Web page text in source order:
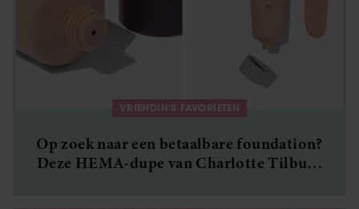
VRIENDIN'S FAVORIETEN
Op zoek naar een betaalbare foundation?
Deze HEMA-dupe van Charlotte Tilbury